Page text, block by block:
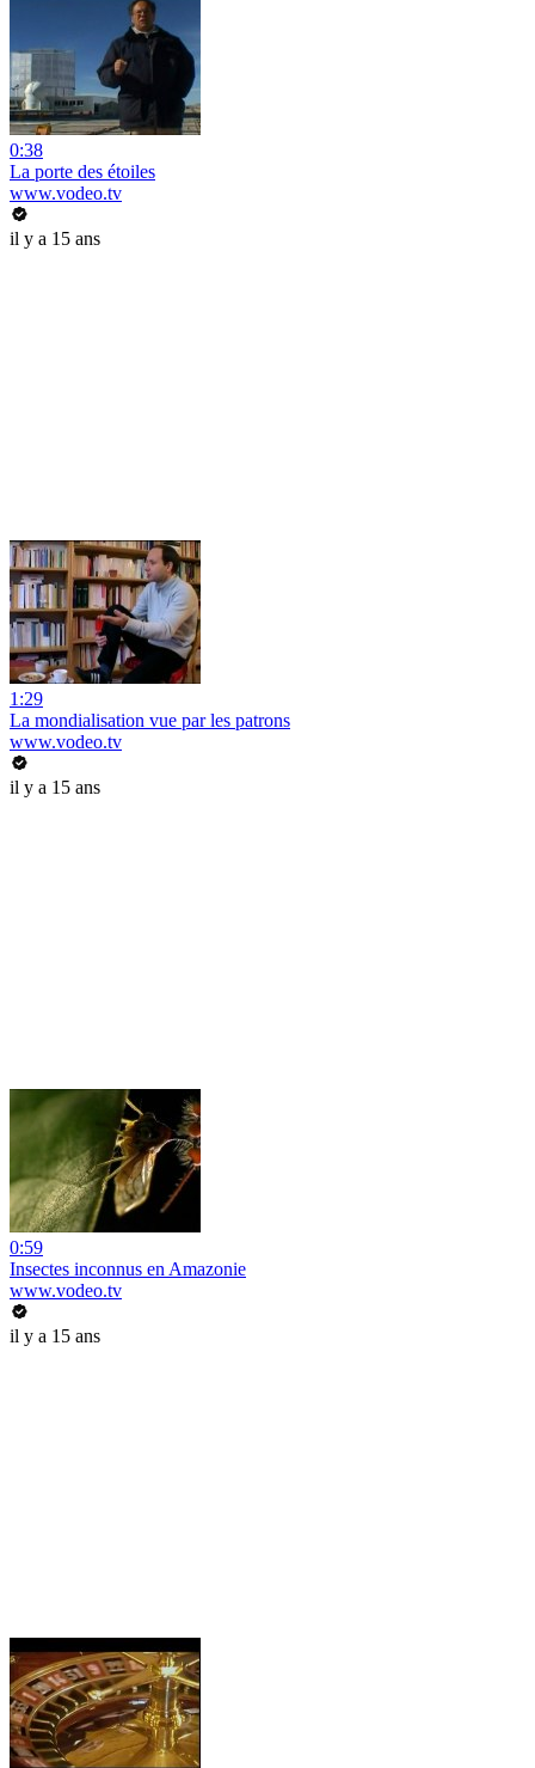
0:38
La porte des étoiles
www.vodeo.tv
il y a 15 ans
1:29
La mondialisation vue par les patrons
www.vodeo.tv
il y a 15 ans
0:59
Insectes inconnus en Amazonie
www.vodeo.tv
il y a 15 ans